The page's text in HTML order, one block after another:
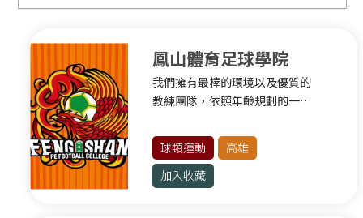
球類運動
健身有氧
水上運動
滾軸運動
鳳山體育足球學院
我們擁有最棒的環境以及優質的
教練團隊，依照年齡規劃的一系
夠將足球推展為全民運動，透過
鳳山足球園區為高雄打造出全國
最優質運動產業，促進體育與經
濟發展並為國人建構優質運動休
球類運動
高雄
加入收藏